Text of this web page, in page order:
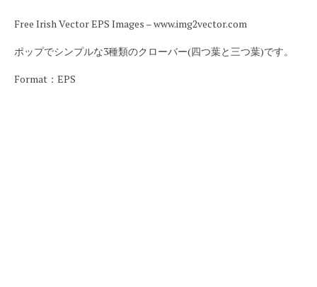
Free Irish Vector EPS Images – www.img2vector.com
ポップでシンプルな3種類のクローバー(四つ葉と三つ葉)です。
Format：EPS